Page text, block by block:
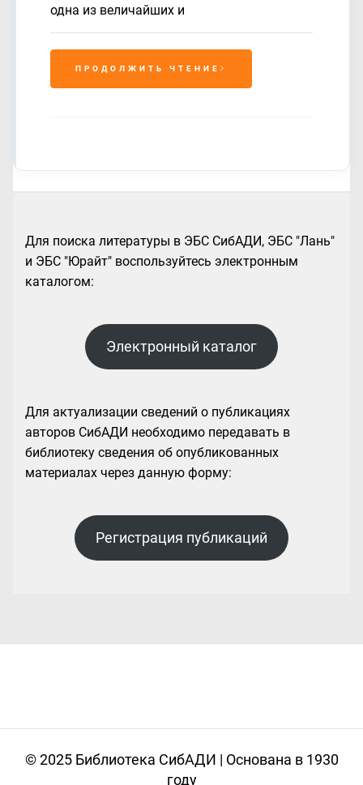
одна из величайших и
ПРОДОЛЖИТЬ ЧТЕНИЕ
Для поиска литературы в ЭБС СибАДИ, ЭБС "Лань"
и ЭБС "Юрайт" воспользуйтесь электронным
каталогом:
Электронный каталог
Для актуализации сведений о публикациях
авторов СибАДИ необходимо передавать в
библиотеку сведения об опубликованных
материалах через данную форму:
Регистрация публикаций
© 2025 Библиотека СибАДИ | Основана в 1930
году